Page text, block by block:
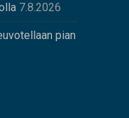
7.8.2026
pian